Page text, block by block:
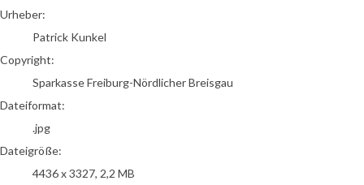
Urheber:
Patrick Kunkel
Copyright:
Sparkasse Freiburg-Nördlicher Breisgau
Dateiformat:
.jpg
Dateigröße:
4436 x 3327, 2,2 MB